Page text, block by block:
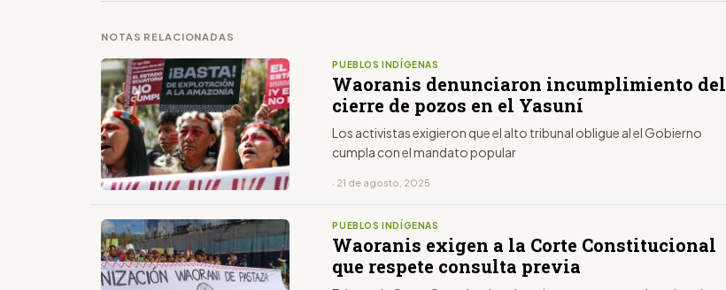
NOTAS RELACIONADAS
PUEBLOS INDÍGENAS
Waoranis denunciaron incumplimiento del
cierre de pozos en el Yasuní
Los activistas exigieron que el alto tribunal obligue al el Gobierno
cumpla con el mandato popular
· 21 de agosto, 2025
PUEBLOS INDÍGENAS
Waoranis exigen a la Corte Constitucional
que respete consulta previa